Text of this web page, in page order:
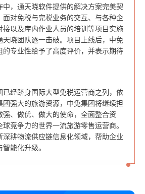
，通天晓软件提供的解决方案完美契
对免税与完税业务的交互、与各种企
接以及库内作业人员的培训等项目实施
天晓团队逐一击破。项目上线后，中免
专业性给予了高度评价，并表示期待
经跻身国际大型免税运营商之列，依
强大的旅游资源，中免集团将继续担
强、做优、做大的使命，全面整合资
竞争力的世界一流旅游零售运营商。
耕物流供应链信息化领域，帮助企业
能化升级。